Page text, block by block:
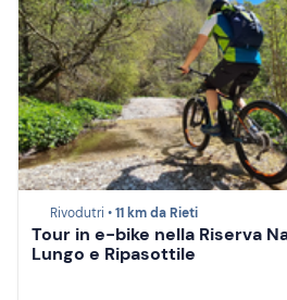
Rivodutri •11 km da Rieti
Tour in e-bike nella Riserva
Lungo e Ripasottile